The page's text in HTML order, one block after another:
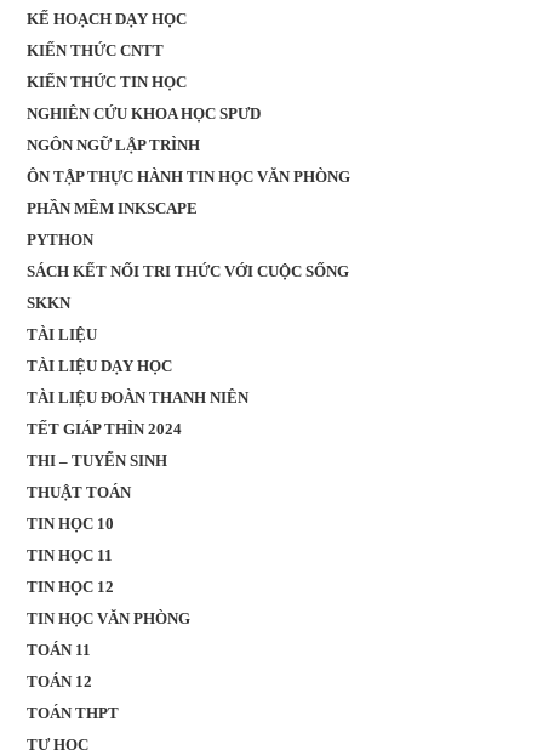
KẾ HOẠCH DẠY HỌC
KIẾN THỨC CNTT
KIẾN THỨC TIN HỌC
NGHIÊN CỨU KHOA HỌC SPƯD
NGÔN NGỮ LẬP TRÌNH
ÔN TẬP THỰC HÀNH TIN HỌC VĂN PHÒNG
PHẦN MỀM INKSCAPE
PYTHON
SÁCH KẾT NỐI TRI THỨC VỚI CUỘC SỐNG
SKKN
TÀI LIỆU
TÀI LIỆU DẠY HỌC
TÀI LIỆU ĐOÀN THANH NIÊN
TẾT GIÁP THÌN 2024
THI – TUYỂN SINH
THUẬT TOÁN
TIN HỌC 10
TIN HỌC 11
TIN HỌC 12
TIN HỌC VĂN PHÒNG
TOÁN 11
TOÁN 12
TOÁN THPT
TỰ HỌC